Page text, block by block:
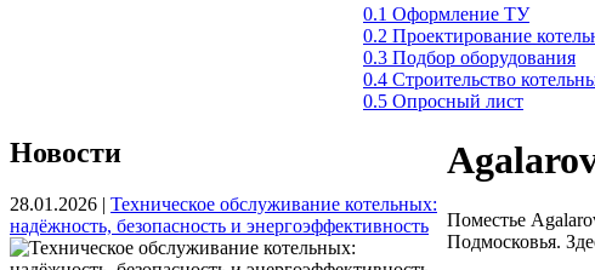
0.1 Оформление ТУ
0.2 Проектирование
0.3 Подбор оборудования
0.4 Строительство
0.5 Опросный лист
Новости
28.01.2026 | Техническое обслуживание котельных:
надёжность, безопасность и энергоэффективность
Поместье
Подмосковья.